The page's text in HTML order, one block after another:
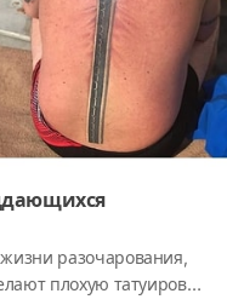
разочарования,
плохую татуировку.